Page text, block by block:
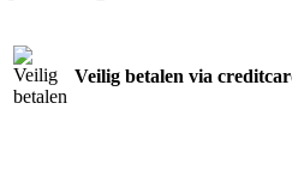
Veilig betalen via